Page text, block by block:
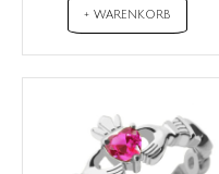
+ WARENKORB